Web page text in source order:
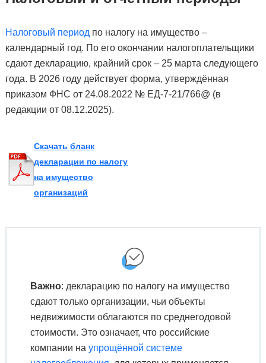
Налоговый период по налогу на имущество –
календарный год. По его окончании налогоплательщики
сдают декларацию, крайний срок – 25 марта следующего
года. В 2026 году действует форма, утверждённая
приказом ФНС от 24.08.2022 № ЕД-7-21/766@ (в
редакции от 08.12.2025).
Скачать бланк
декларации по налогу
на имущество
организаций
Важно: декларацию по налогу на имущество
сдают только организации, чьи объекты
недвижимости облагаются по среднегодовой
стоимости. Это означает, что российские
компании на упрощённой системе